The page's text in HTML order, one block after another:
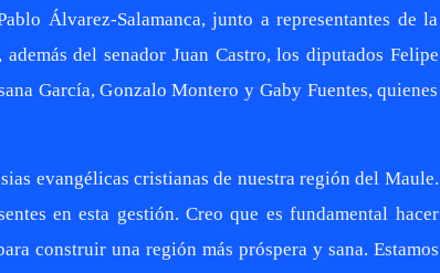
Álvarez-Salamanca, junto a representantes de la
del senador Juan Castro, los diputados Felipe
García, Gonzalo Montero y Gaby Fuentes, quienes
evangélicas cristianas de nuestra región del Maule.
en esta gestión. Creo que es fundamental hacer
construir una región más próspera y sana. Estamos